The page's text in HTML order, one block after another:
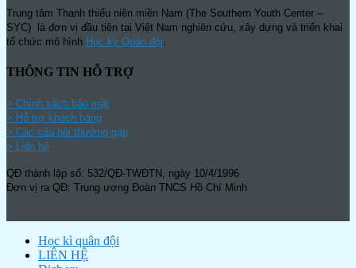
Trung tâm Thanh thiếu niên miền Nam (The Southern Youth Center –
SYC) là đơn vị đầu tiên tại Việt Nam nghiên cứu, xây dựng và triển khai
tổ chức mô hình Học kỳ Quân đội
THÔNG TIN HỖ TRỢ
> Chính sách bảo mật
> Hỗ trợ khách hàng
> Các câu hỏi thường gặp
> Liên hệ
QĐ thành lập số: 532/QĐ-TWĐTN, ngày 10/4/1996
Đơn vị ra QĐ: Trung ương Đoàn TNCS Hồ Chí Minh
Học kì quân đội
LIÊN HỆ